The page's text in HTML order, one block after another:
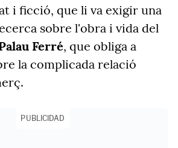
i ficció, que li va exigir una
sobre l'obra i vida del
Ferré, que obliga a
la complicada relació
PUBLICIDAD